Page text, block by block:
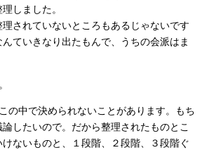
しました。
されていないところもあるじゃないです
ていきなり出たもんで、うちの会派はま
中で決められないことがあります。もち
したいので。だから整理されたものとこ
ないものと、１段階、２段階、３段階ぐ